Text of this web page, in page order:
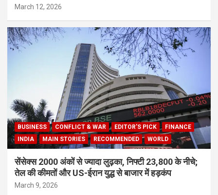
March 12, 2026
BUSINESS CONFLICT & WAR EDITOR'S PICK
FINANCE
INDIA
MAIN STORIES RECOMMENDED WORLD
सेंसेक्स 2000 अंकों से ज्यादा लुढ़का, निफ्टी 23,800 के नीचे;
तेल की कीमतों और US-ईरान युद्ध से बाजार में हड़कंप
March 9, 2026